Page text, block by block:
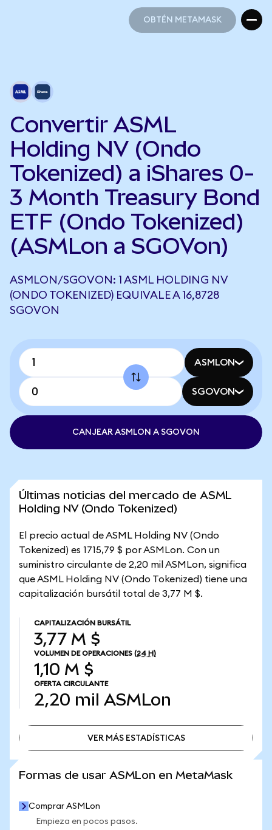
OBTÉN METAMASK
Convertir ASML
Holding NV (Ondo
Tokenized) a iShares 0-
3 Month Treasury Bond
ETF (Ondo Tokenized)
(ASMLon a SGOVon)
ASMLON/SGOVON: 1 ASML HOLDING NV
(ONDO TOKENIZED) EQUIVALE A 16,8728
SGOVON
ASMLON
SGOVON
CANJEAR ASMLON A SGOVON
Últimas noticias del mercado de ASML
Holding NV (Ondo Tokenized)
El precio actual de ASML Holding NV (Ondo
Tokenized) es 1715,79 $ por ASMLon. Con un
suministro circulante de 2,20 mil ASMLon, significa
que ASML Holding NV (Ondo Tokenized) tiene una
capitalización bursátil total de 3,77 M $.
CAPITALIZACIÓN BURSÁTIL
3,77 M $
VOLUMEN DE OPERACIONES (24 H)
1,10 M $
OFERTA CIRCULANTE
2,20 mil ASMLon
VER MÁS ESTADÍSTICAS
Formas de usar ASMLon en MetaMask
Comprar ASMLon
Empieza en pocos pasos.